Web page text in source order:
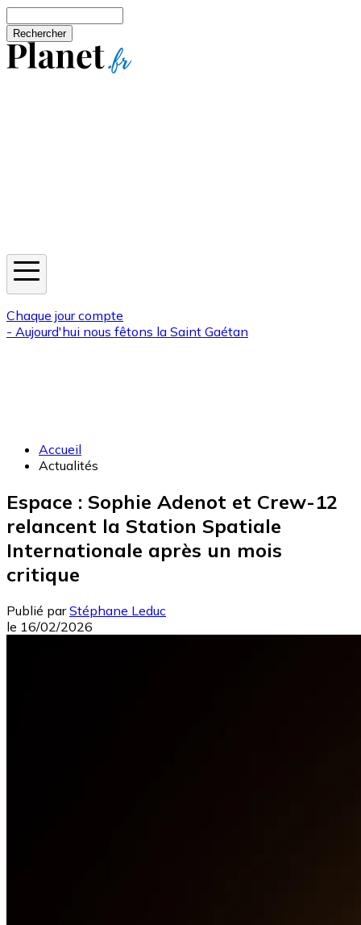
Chaque jour compte
- Aujourd'hui nous fêtons la Saint Gaétan
Accueil
Actualités
Espace : Sophie Adenot et Crew-12
relancent la Station Spatiale
Internationale après un mois
critique
Publié par Stéphane Leduc
le 16/02/2026